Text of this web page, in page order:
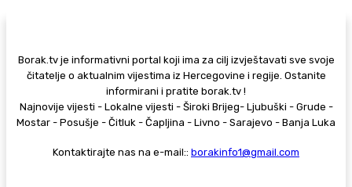
Borak.tv je informativni portal koji ima za cilj izvještavati sve svoje
čitatelje o aktualnim vijestima iz Hercegovine i regije. Ostanite
informirani i pratite borak.tv !
Najnovije vijesti - Lokalne vijesti - Široki Brijeg- Ljubuški - Grude -
Mostar - Posušje - Čitluk - Čapljina - Livno - Sarajevo - Banja Luka
Kontaktirajte nas na e-mail:: borakinfo1@gmail.com